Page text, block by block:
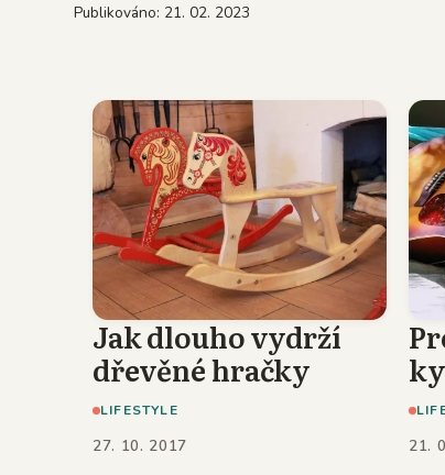
Publikováno: 21. 02. 2023
Jak dlouho vydrží
dřevěné hračky
LIFESTYLE
27. 10. 2017 21.